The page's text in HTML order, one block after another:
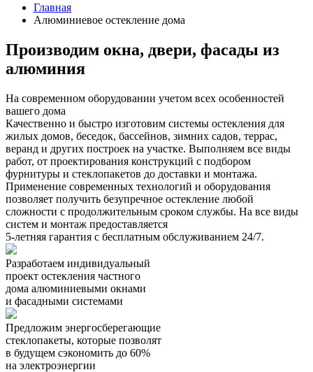
Главная
Алюминиевое остекление дома
Производим окна, двери, фасады из
алюминия
На современном оборудовании учетом всех особенностей
вашего дома
Качественно и быстро изготовим системы остекления для
жилых домов, беседок, бассейнов, зимних садов, террас,
веранд и других построек на участке. Выполняем все виды
работ, от проектирования конструкций с подбором
фурнитуры и стеклопакетов до доставки и монтажа.
Применение современных технологий и оборудования
позволяет получить безупречное остекление любой
сложности с продолжительным сроком службы. На все виды
систем и монтаж предоставляется
5-летняя гарантия с бесплатным обслуживанием 24/7.
Разработаем индивидуальный
проект остекления частного
дома алюминиевыми окнами
и фасадными системами
Предложим энергосберегающие
стеклопакеты, которые позволят
в будущем сэкономить до 60%
на электроэнергии